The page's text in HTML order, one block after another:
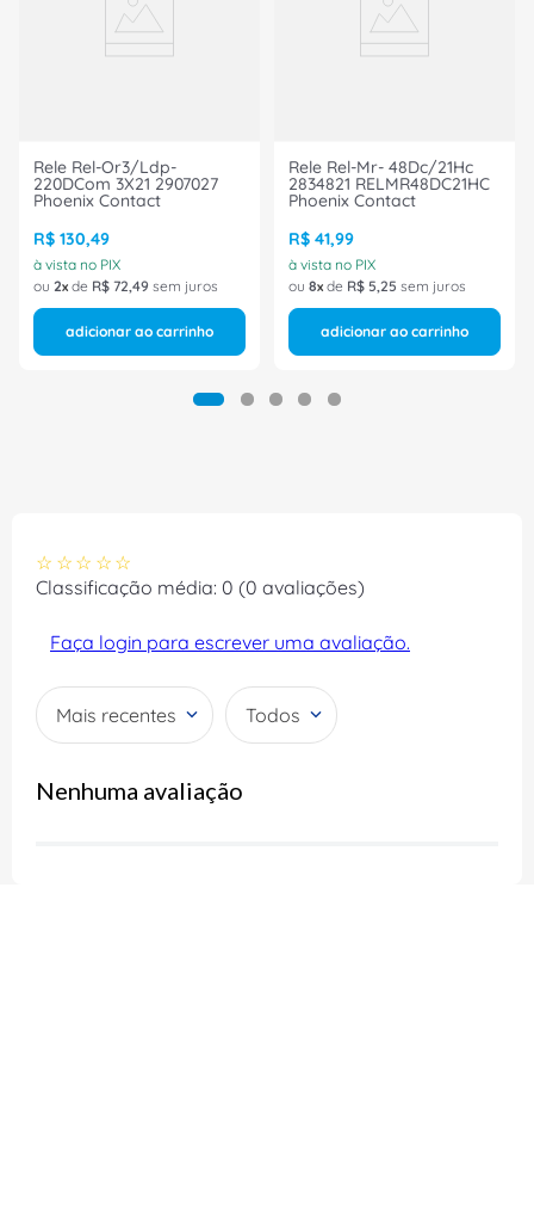
Rele Rel-Or3/Ldp-
220DCom 3X21 2907027
Phoenix Contact
R$ 130,49
à vista no PIX
ou 2 de R$ 72,49 sem juros
adicionar ao carrinho
Rele Rel-Mr- 48Dc/21Hc
2834821 RELMR48DC21HC
Phoenix Contact
R$ 41,99
à vista no PIX
ou 8 de R$ 5,25 sem juros
adicionar ao carrinho
☆ ☆ ☆ ☆ ☆
Classificação média: 0 (0 avaliações)
Faça login para escrever uma avaliação.
Mais recentes Todos
Nenhuma avaliação